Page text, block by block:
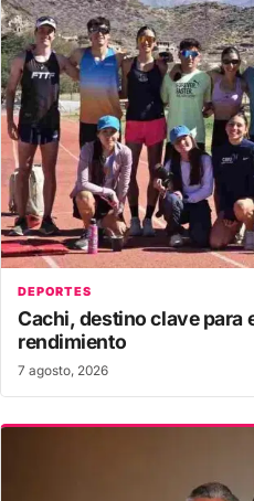
DEPORTES
Cachi, destino clave para
rendimiento
7 agosto, 2026